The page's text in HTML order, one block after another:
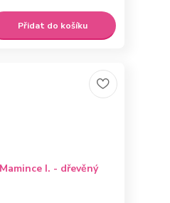
Přidat do košíku